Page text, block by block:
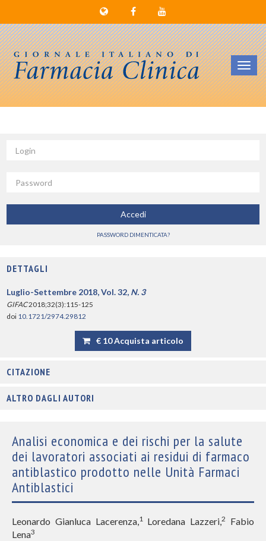
Accedi
PASSWORD DIMENTICATA?
DETTAGLI
Luglio-Settembre 2018, Vol. 32, N. 3
GIFAC2018;32(3):115-125
doi 10.1721/2974.29812
€ 10 Acquista articolo
CITAZIONE
ALTRO DAGLI AUTORI
Analisi economica e dei rischi per la salute
dei lavoratori associati ai residui di farmaco
antiblastico prodotto nelle Unità Farmaci
Antiblastici
Leonardo Gianluca Lacerenza,1Loredana Lazzeri,2
Fabio
Lena3